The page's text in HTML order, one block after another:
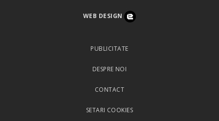
WEB DESIGN
PUBLICITATE
DESPRE NOI
CONTACT
SETARI COOKIES